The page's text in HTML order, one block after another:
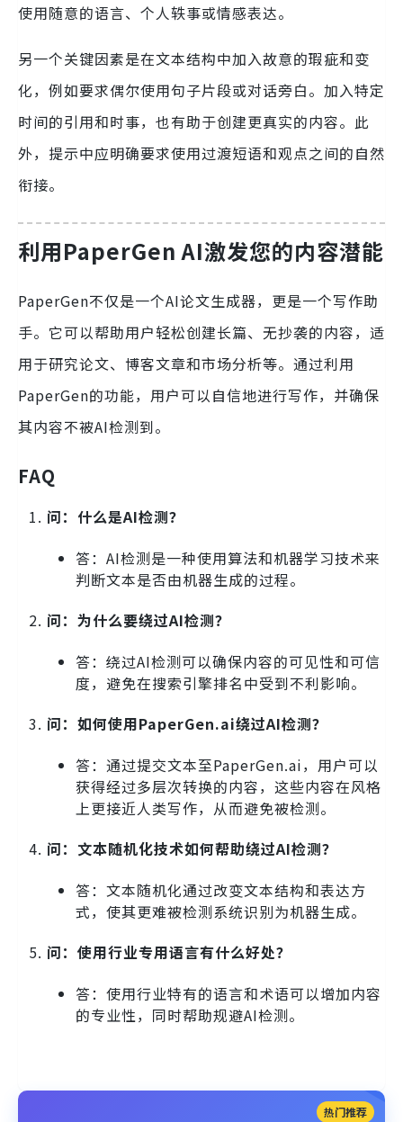
使用随意的语言、个人轶事或情感表达。
另一个关键因素是在文本结构中加入故意的瑕疵和变
化，例如要求偶尔使用句子片段或对话旁白。加入特定
时间的引用和时事，也有助于创建更真实的内容。此
外，提示中应明确要求使用过渡短语和观点之间的自然
衔接。
利用PaperGen AI激发您的内容潜能
PaperGen不仅是一个AI论文生成器，更是一个写作助
手。它可以帮助用户轻松创建长篇、无抄袭的内容，适
用于研究论文、博客文章和市场分析等。通过利用
PaperGen的功能，用户可以自信地进行写作，并确保
其内容不被AI检测到。
FAQ
问：什么是AI检测？
答：AI检测是一种使用算法和机器学习技术来
判断文本是否由机器生成的过程。
问：为什么要绕过AI检测？
答：绕过AI检测可以确保内容的可见性和可信
度，避免在搜索引擎排名中受到不利影响。
问：如何使用PaperGen.ai绕过AI检测？
答：通过提交文本至PaperGen.ai，用户可以
获得经过多层次转换的内容，这些内容在风格
上更接近人类写作，从而避免被检测。
问：文本随机化技术如何帮助绕过AI检测？
答：文本随机化通过改变文本结构和表达方
式，使其更难被检测系统识别为机器生成。
问：使用行业专用语言有什么好处？
答：使用行业特有的语言和术语可以增加内容
的专业性，同时帮助规避AI检测。
热门推荐